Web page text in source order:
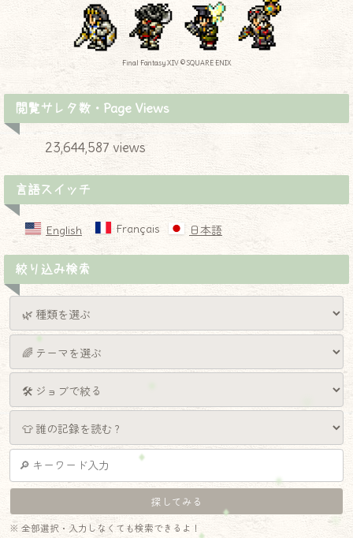
Final Fantasy XIV © SQUARE ENIX
閲覧サレタ数・Page Views
23,644,587 views
言語スイッチ
English Français 日本語
絞り込み検索
※ 全部選択・入力しなくても検索できるよ！